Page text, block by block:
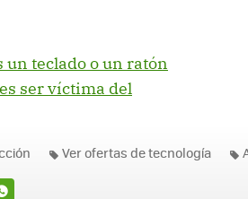
un teclado o un ratón
ser víctima del
Ver ofertas de tecnología